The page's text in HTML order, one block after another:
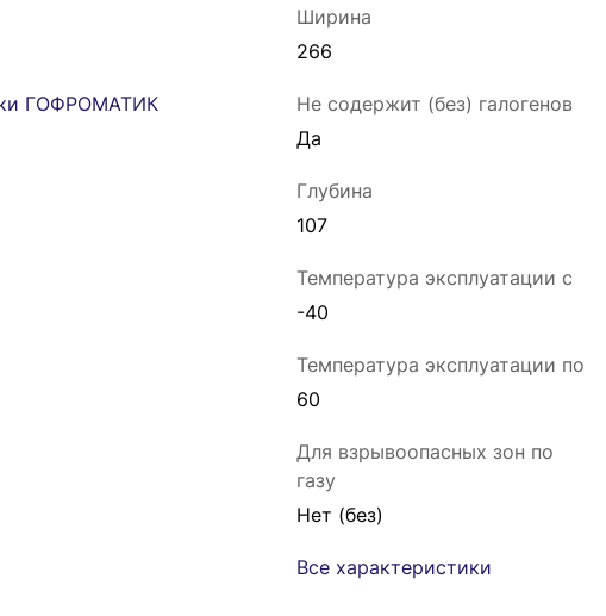
Ширина
266
Не содержит (без) галогенов
Да
Глубина
107
Температура эксплуатации с
-40
Температура эксплуатации по
60
Для взрывоопасных зон по
газу
Нет (без)
Все характеристики